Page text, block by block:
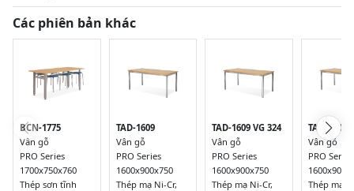
Các phiên bản khác
BCN-1775
Vân gỗ
PRO Series
1700x750x760
Thép sơn tĩnh
TAD-1609
Vân gỗ
PRO Series
1600x900x750
Thép mạ Ni-Cr,
TAD-1609 VG 324
Vân gỗ
PRO Series
1600x900x750
Thép mạ Ni-Cr,
TAD-1609
Vân gỗ
PRO Series
Thép mạ